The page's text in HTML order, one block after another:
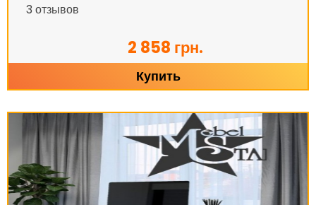
3 отзывов
2 858 грн.
Купить